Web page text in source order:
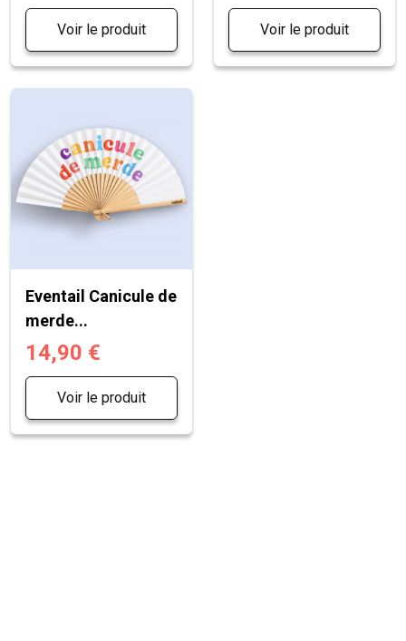
Voir le produit Voir le produit
Eventail Canicule de
merde...
14,90 €
Voir le produit